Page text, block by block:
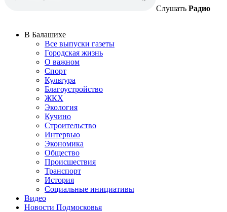
Слушать Радио
В Балашихе
Все выпуски газеты
Городская жизнь
О важном
Спорт
Культура
Благоустройство
ЖКХ
Экология
Кучино
Строительство
Интервью
Экономика
Общество
Происшествия
Транспорт
История
Социальные инициативы
Видео
Новости Подмосковья